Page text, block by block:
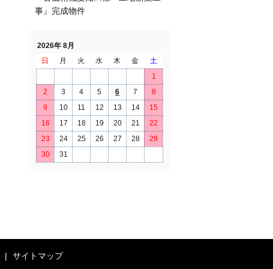
事』完成物件
2026年 8月
日
月 火 水 木 金
土
1
2
3 4 5 6 7
8
9
10 11 12 13 14
15
16
17 18 19 20 21
22
23
24 25 26 27 28
29
30
31
サイトマップ